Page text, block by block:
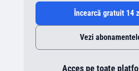
Încearcă gratuit 14
Vezi
Acces pe toate